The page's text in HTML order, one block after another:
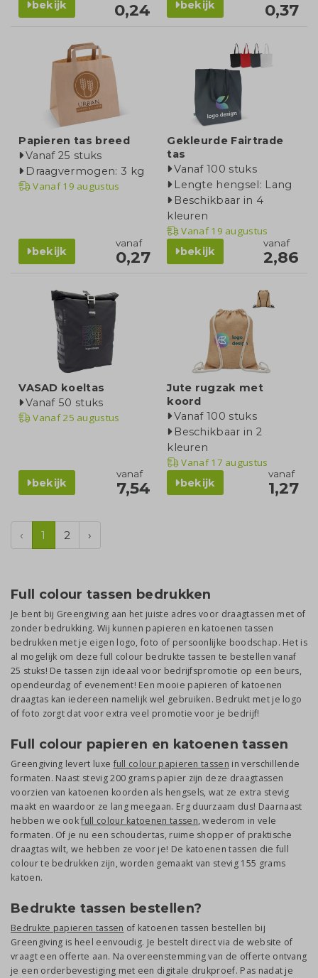
bekijk 0,24 bekijk 0,37
Papieren tas breed
Vanaf 25 stuks
Draagvermogen: 3 kg
Vanaf19 augustus
bekijk
vanaf
0,27
Gekleurde Fairtrade
tas
Vanaf 100 stuks
Lengte hengsel: Lang
Beschikbaar in 4
kleuren
Vanaf19 augustus
bekijk
vanaf
2,86
VASAD koeltas
Vanaf 50 stuks
Vanaf25 augustus
bekijk
vanaf
7,54
Jute rugzak met
koord
Vanaf 100 stuks
Beschikbaar in 2
kleuren
Vanaf17 augustus
bekijk
vanaf
1,27
‹ 1 2 ›
Full colour tassen bedrukken
Je bent bij Greengiving aan het juiste adres voor draagtassen met of
zonder bedrukking. Wij kunnen papieren en katoenen tassen
bedrukken met je eigen logo, foto of persoonlijke boodschap. Het is
al mogelijk om deze full colour bedrukte tassen te bestellen vanaf
25 stuks! De tassen zijn ideaal voor bedrijfspromotie op een beurs,
opendeurdag of evenement! Een mooie papieren of katoenen
draagtas kan iedereen namelijk wel gebruiken. Bedrukt met je logo
of foto zorgt dat voor extra veel promotie voor je bedrijf!
Full colour papieren en katoenen tassen
Greengiving levert luxe full colour papieren tassen in verschillende
formaten. Naast stevig 200 grams papier zijn deze draagtassen
voorzien van katoenen koorden als hengsels, wat ze extra stevig
maakt en waardoor ze lang meegaan. Erg duurzaam dus! Daarnaast
hebben we ookfull colour katoenen tassen, wederom in vele
formaten. Of je nu een schoudertas, ruime shopper of praktische
draagtas wilt, we hebben ze voor je! De katoenen tassen die full
colour te bedrukken zijn, worden gemaakt van stevig 155 grams
katoen.
Bedrukte tassen bestellen?
Bedrukte papieren tassen of katoenen tassen bestellen bij
Greengiving is heel eenvoudig. Je bestelt direct via de website of
vraagt een offerte aan. Na overeenstemming van de offerte ontvang
je een orderbevestiging met een digitale drukproef. Pas nadat je